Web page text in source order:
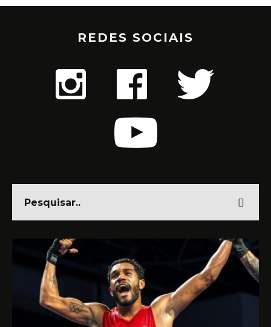
REDES SOCIAIS